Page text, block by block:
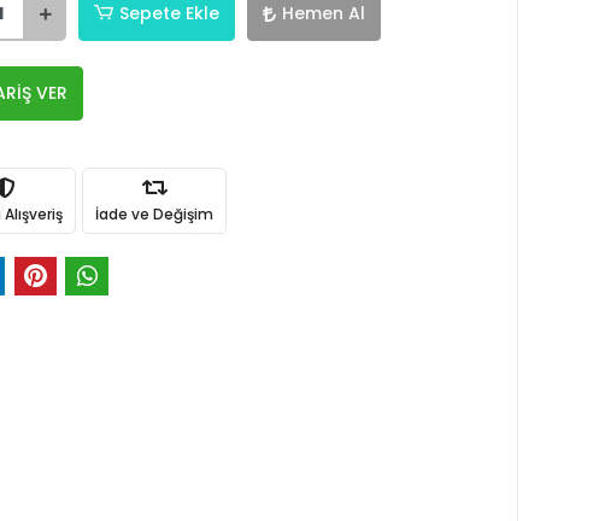
Sepete Ekle Hemen Al
VER
İade ve Değişim